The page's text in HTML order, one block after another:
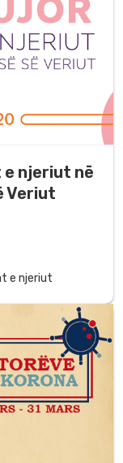
njeriut në
Veriut
e njeriut